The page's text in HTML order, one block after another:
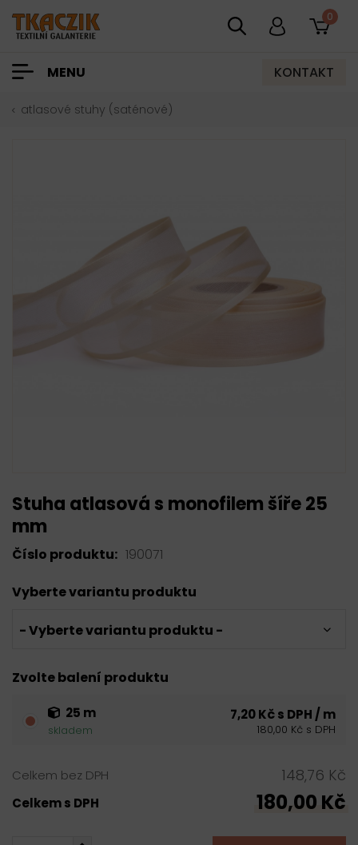
0
MENU KONTAKT
atlasové stuhy (saténové)
Stuha atlasová s monofilem šíře 25
mm
Číslo produktu: 190071
Vyberte variantu produktu
- Vyberte variantu produktu -
Zvolte balení produktu
25 m
skladem
7,20 Kč s DPH / m
180,00 Kč s DPH
Celkem bez DPH 148,76 Kč
Celkem s DPH 180,00 Kč